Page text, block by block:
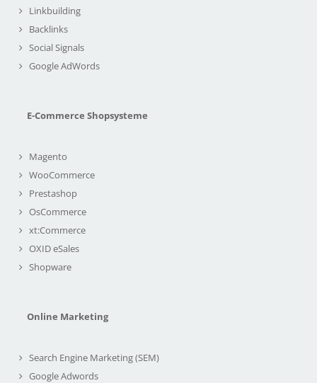
Linkbuilding
Backlinks
Social Signals
Google AdWords
E-Commerce Shopsysteme
Magento
WooCommerce
Prestashop
OsCommerce
xt:Commerce
OXID eSales
Shopware
Online Marketing
Search Engine Marketing (SEM)
Google Adwords